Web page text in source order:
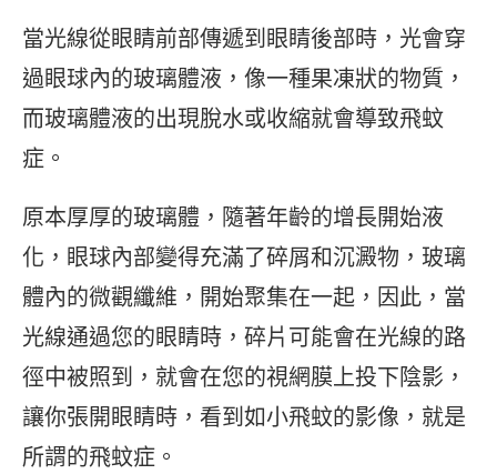
當光線從眼睛前部傳遞到眼睛後部時，光會穿
過眼球內的玻璃體液，像一種果凍狀的物質，
而玻璃體液的出現脫水或收縮就會導致飛蚊
症。
原本厚厚的玻璃體，隨著年齡的增長開始液
化，眼球內部變得充滿了碎屑和沉澱物，玻璃
體內的微觀纖維，開始聚集在一起，因此，當
光線通過您的眼睛時，碎片可能會在光線的路
徑中被照到，就會在您的視網膜上投下陰影，
讓你張開眼睛時，看到如小飛蚊的影像，就是
所謂的飛蚊症。